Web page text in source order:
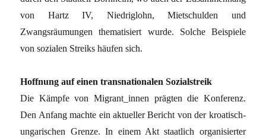
von Hartz IV, Niedriglohn, Mietschulden und
Zwangsräumungen thematisiert wurde. Solche Beispiele
von sozialen Streiks häufen sich.
Hoffnung auf einen transnationalen Sozialstreik
Die Kämpfe von Migrant_innen prägten die Konferenz.
Den Anfang machte ein aktueller Bericht von der kroatisch-
ungarischen Grenze. In einem Akt staatlich organisierter